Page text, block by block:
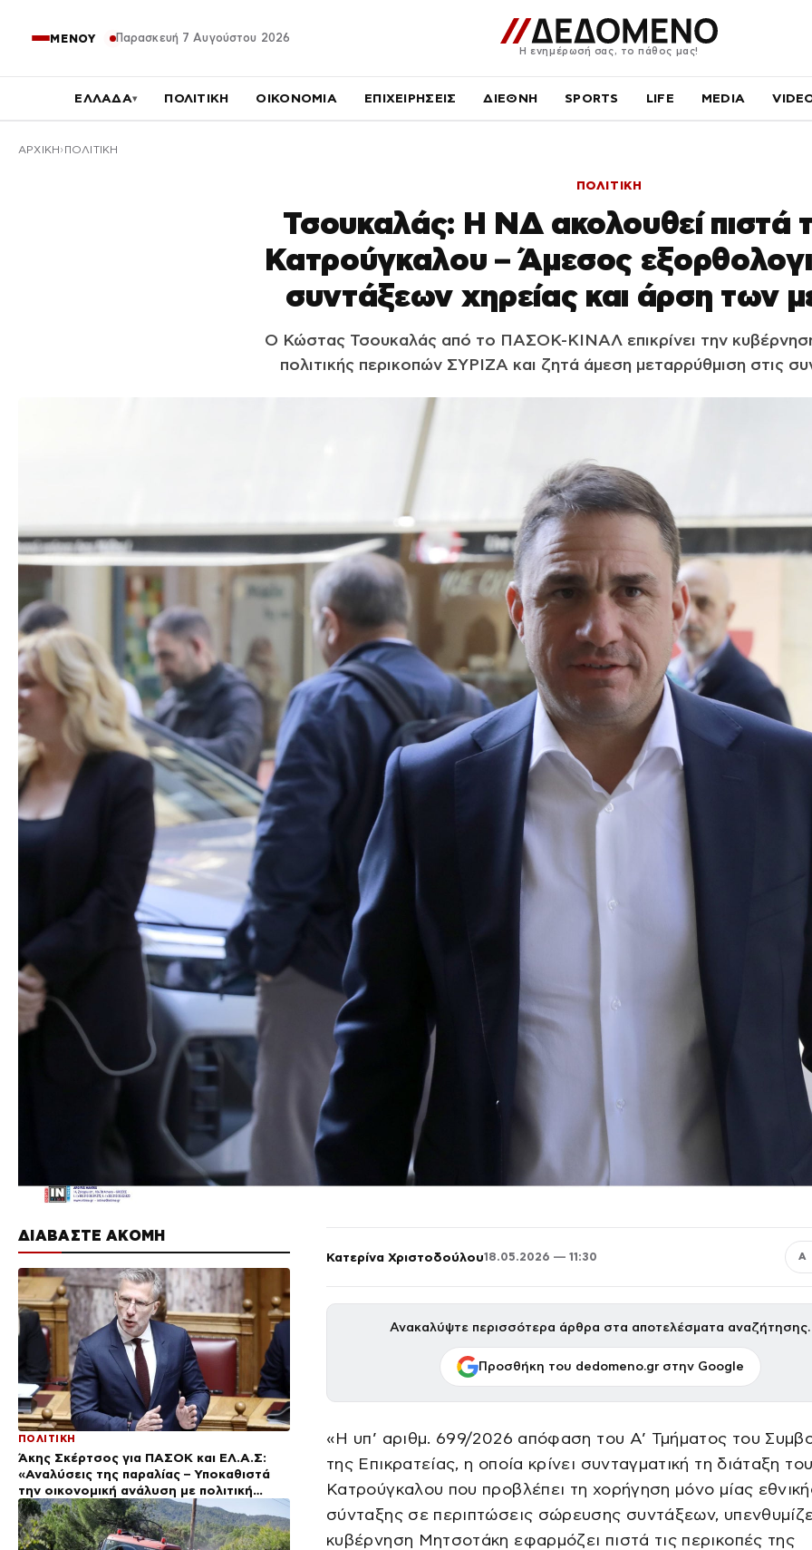
ΜΕΝΟΥ Παρασκευή 7 Αυγούστου 2026
Η ενημέρωσή σας, το πάθος μας!
ΕΛΛΑΔΑ▾ ΠΟΛΙΤΙΚΗ ΟΙΚΟΝΟΜΙΑ ΕΠΙΧΕΙΡΗΣΕΙΣ ΔΙΕΘΝΗ SPORTS LIFE MEDIA
ΑΡΧΙΚΉ ΠΟΛΙΤΙΚΗ
ΠΟΛΙΤΙΚΗ
Τσουκαλάς: Η ΝΔ ακολουθεί πιστά
Κατρούγκαλου – Άμεσος
συντάξεων χηρείας και άρση των
Ο Κώστας Τσουκαλάς από το ΠΑΣΟΚ-ΚΙΝΑΛ επικρίνει την κυβέρνηση
πολιτικής περικοπών ΣΥΡΙΖΑ και ζητά άμεση μεταρρύθμιση στις
ΔΙΑΒΑΣΤΕ ΑΚΟΜΗ
ΠΟΛΙΤΙΚΗ
Άκης Σκέρτσος για ΠΑΣΟΚ και ΕΛ.Α.Σ:
«Αναλύσεις της παραλίας – Υποκαθιστά
την οικονομική ανάλυση με πολιτική
προπαγάνδα»
Κατερίνα Χριστοδούλου18.05.2026 — 11:30 Α
Ανακαλύψτε περισσότερα άρθρα στα αποτελέσματα αναζήτησης.
Προσθήκη του dedomeno.gr στην Google
«Η υπ’ αριθμ. 699/2026 απόφαση του Α’ Τμήματος του
της Επικρατείας, η οποία κρίνει συνταγματική τη διάταξη
Κατρούγκαλου που προβλέπει τη χορήγηση μόνο μίας
σύνταξης σε περιπτώσεις σώρευσης συντάξεων,
κυβέρνηση Μητσοτάκη εφαρμόζει πιστά τις περικοπές της